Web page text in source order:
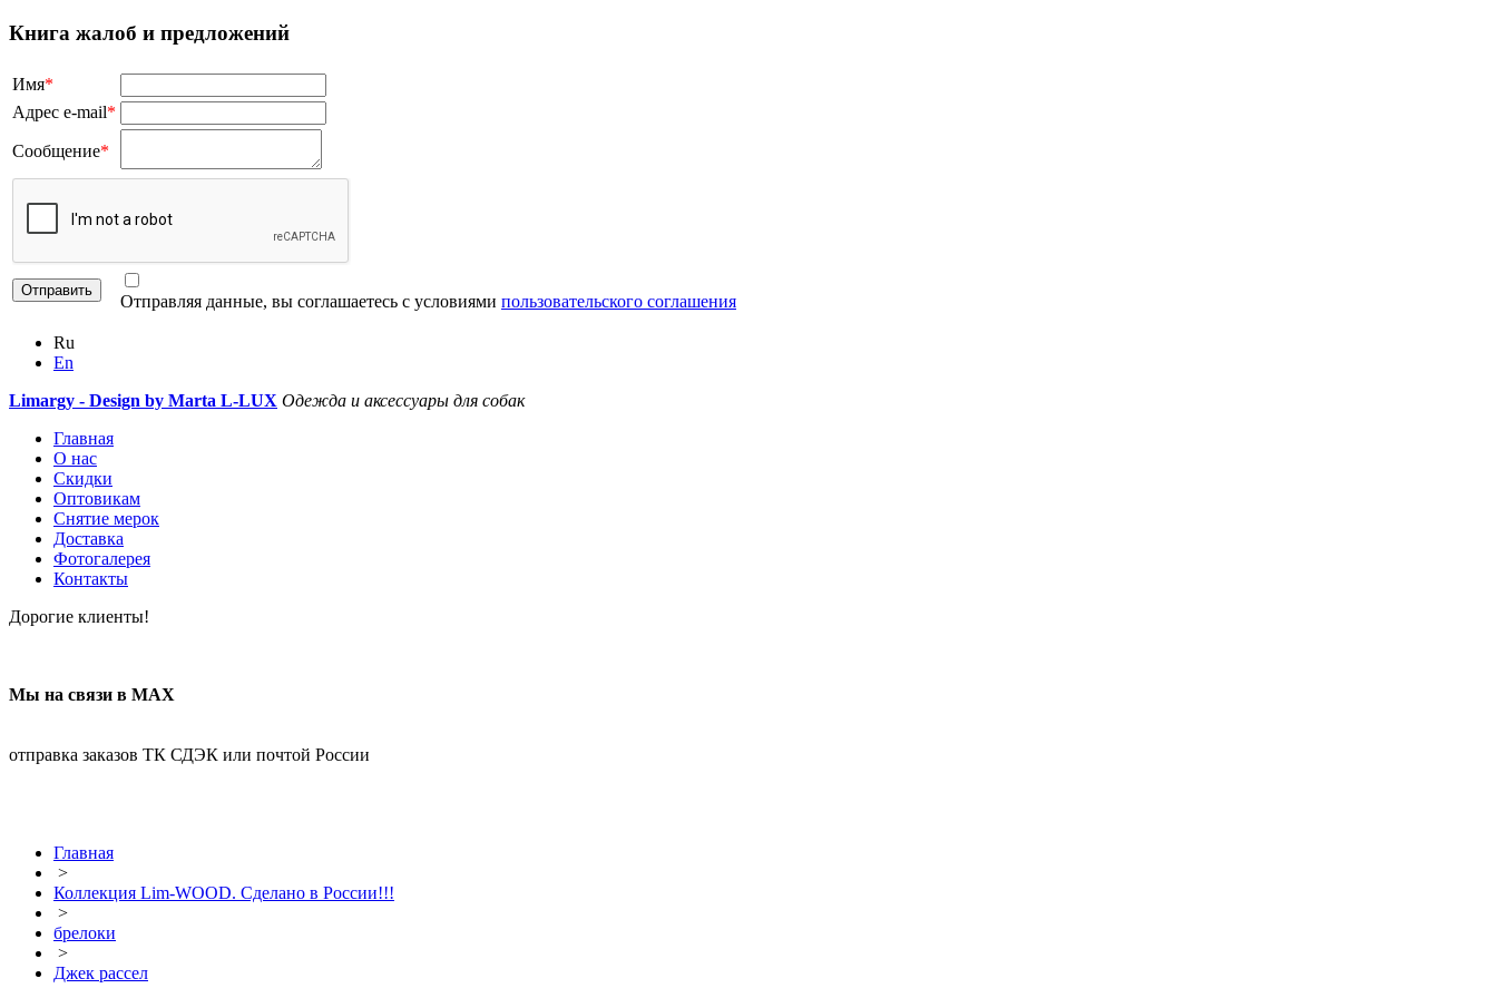
Книга жалоб и предложений
Имя*
Адрес e-mail*
Сообщение*
Отправляя данные, вы соглашаетесь с условиями пользовательского соглашения
Ru
En
Limargy - Design by Marta L-LUX Одежда и аксессуары для собак
Главная
О нас
Скидки
Оптовикам
Снятие мерок
Доставка
Фотогалерея
Контакты
Дорогие клиенты!
Мы на связи в МАХ
отправка заказов ТК СДЭК или почтой России
Главная
>
Коллекция Lim-WOOD. Сделано в России!!!
>
брелоки
>
Джек рассел